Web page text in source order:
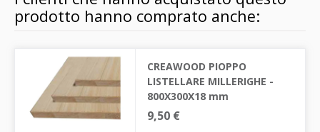
prodotto hanno comprato anche:
CREAWOOD PIOPPO
LISTELLARE MILLERIGHE -
800X300X18 mm
9,50 €